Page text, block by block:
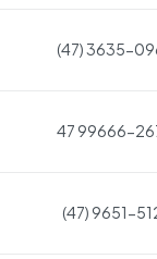
(47) 3635-
47 99666-
(47) 9651-